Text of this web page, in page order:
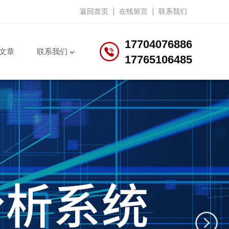
返回首页 在线留言 联系我们
17704076886
17765106485
章 联系我们